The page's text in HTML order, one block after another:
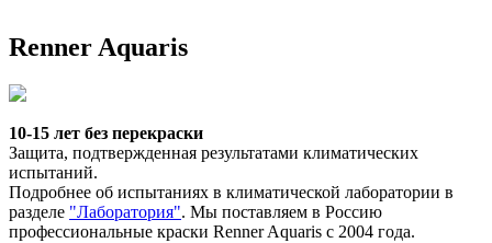
Renner Aquaris
10-15 лет без перекраски
Защита, подтвержденная результатами климатических
испытаний.
Подробнее об испытаниях в климатической лаборатории в
разделе "Лаборатория". Мы поставляем в Россию
профессиональные краски Renner Aquaris с 2004 года.